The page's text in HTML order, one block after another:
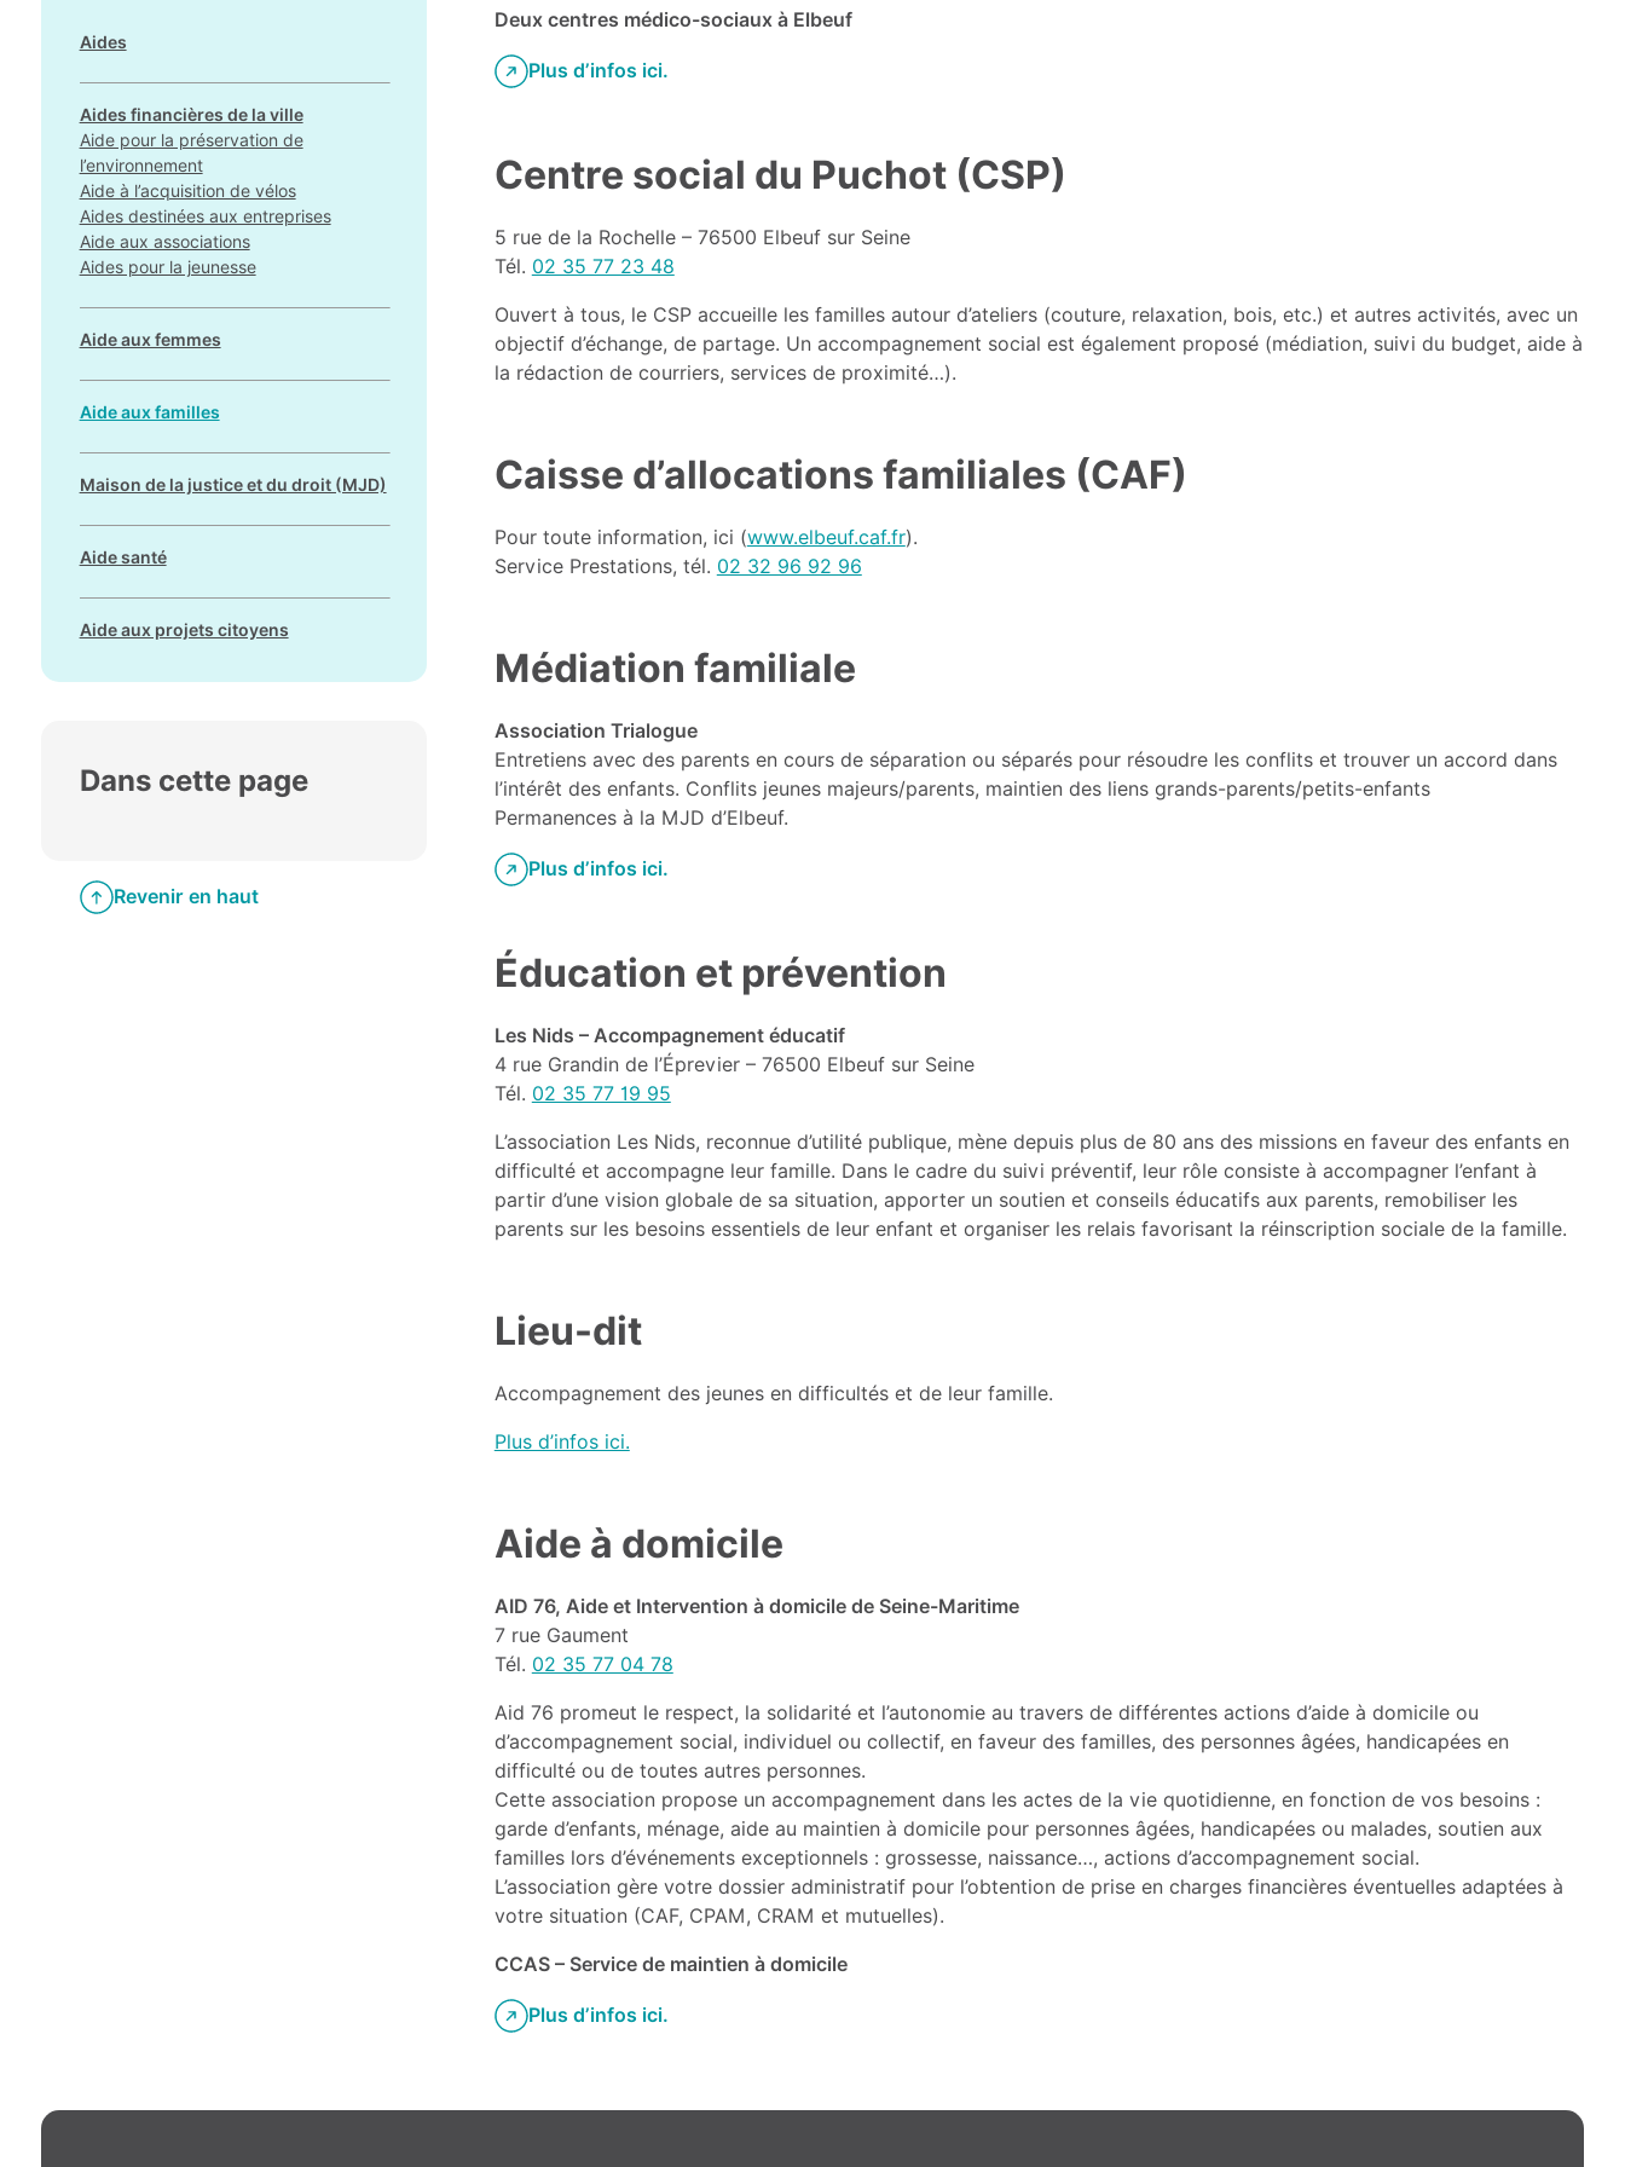
Aides
Aides financières de la ville
Aide pour la préservation de
l’environnement
Aide à l’acquisition de vélos
Aides destinées aux entreprises
Aide aux associations
Aides pour la jeunesse
Aide aux femmes
Aide aux familles
Maison de la justice et du droit (MJD)
Aide santé
Aide aux projets citoyens
Dans cette page
Revenir en haut
Deux centres médico-sociaux à Elbeuf
Plus d’infos ici.
Centre social du Puchot (CSP)
5 rue de la Rochelle – 76500 Elbeuf sur Seine
Tél. 02 35 77 23 48
Ouvert à tous, le CSP accueille les familles autour d’ateliers (couture, relaxation, bois, etc.) et autres activités, avec un
objectif d’échange, de partage. Un accompagnement social est également proposé (médiation, suivi du budget, aide à
la rédaction de courriers, services de proximité…).
Caisse d’allocations familiales (CAF)
Pour toute information, ici (www.elbeuf.caf.fr).
Service Prestations, tél. 02 32 96 92 96
Médiation familiale
Association Trialogue
Entretiens avec des parents en cours de séparation ou séparés pour résoudre les conflits et trouver un accord dans
l’intérêt des enfants. Conflits jeunes majeurs/parents, maintien des liens grands-parents/petits-enfants
Permanences à la MJD d’Elbeuf.
Plus d’infos ici.
Éducation et prévention
Les Nids – Accompagnement éducatif
4 rue Grandin de l’Éprevier – 76500 Elbeuf sur Seine
Tél. 02 35 77 19 95
L’association Les Nids, reconnue d’utilité publique, mène depuis plus de 80 ans des missions en faveur des enfants en
difficulté et accompagne leur famille. Dans le cadre du suivi préventif, leur rôle consiste à accompagner l’enfant à
partir d’une vision globale de sa situation, apporter un soutien et conseils éducatifs aux parents, remobiliser les
parents sur les besoins essentiels de leur enfant et organiser les relais favorisant la réinscription sociale de la famille.
Lieu-dit
Accompagnement des jeunes en difficultés et de leur famille.
Plus d’infos ici.
Aide à domicile
AID 76, Aide et Intervention à domicile de Seine-Maritime
7 rue Gaument
Tél. 02 35 77 04 78
Aid 76 promeut le respect, la solidarité et l’autonomie au travers de différentes actions d’aide à domicile ou
d’accompagnement social, individuel ou collectif, en faveur des familles, des personnes âgées, handicapées en
difficulté ou de toutes autres personnes.
Cette association propose un accompagnement dans les actes de la vie quotidienne, en fonction de vos besoins :
garde d’enfants, ménage, aide au maintien à domicile pour personnes âgées, handicapées ou malades, soutien aux
familles lors d’événements exceptionnels : grossesse, naissance…, actions d’accompagnement social.
L’association gère votre dossier administratif pour l’obtention de prise en charges financières éventuelles adaptées à
votre situation (CAF, CPAM, CRAM et mutuelles).
CCAS – Service de maintien à domicile
Plus d’infos ici.